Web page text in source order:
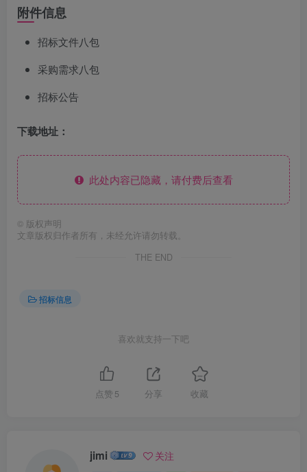
附件信息
招标文件八包
采购需求八包
招标公告
下载地址：
此处内容已隐藏，请付费后查看
© 版权声明
文章版权归作者所有，未经允许请勿转载。
THE END
招标信息
喜欢就支持一下吧
点赞 5 分享 收藏
jimi 关注